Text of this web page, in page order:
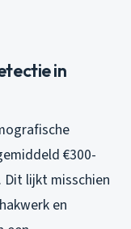
in
€300-
Dit lijkt misschien
en